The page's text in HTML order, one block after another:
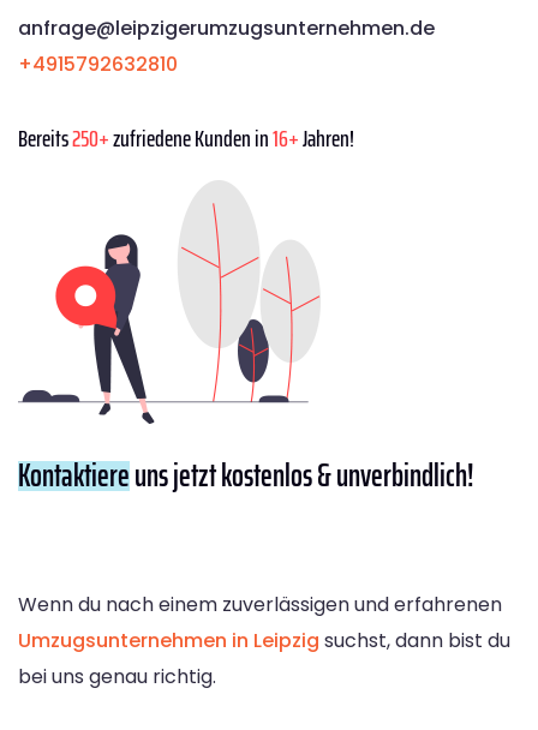
anfrage@leipzigerumzugsunternehmen.de
+4915792632810
Bereits250+zufriedene Kunden in16+Jahren!
Kontaktiereuns jetzt kostenlos & unverbindlich!
Wenn du nach einem zuverlässigen und erfahrenen
Umzugsunternehmen in Leipzig suchst, dann bist du
bei uns genau richtig.